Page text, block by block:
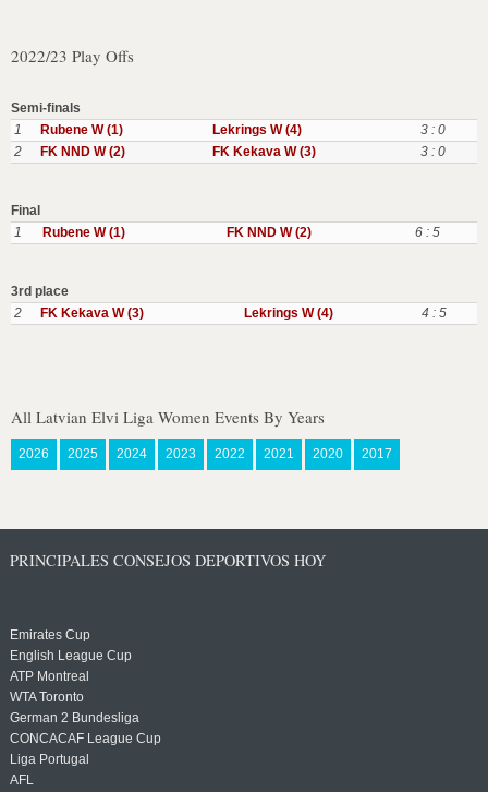
2022/23 Play Offs
Semi-finals
1
Rubene W (1) Lekrings W (4)
3 : 0
2
FK NND W (2) FK Kekava W (3) 3 : 0
Final
1
Rubene W (1) FK NND W (2) 6 : 5
3rd place
2
FK Kekava W (3) Lekrings W (4) 4 : 5
All Latvian Elvi Liga Women Events By Years
2026 2025 2024 2023 2022 2021 2020 2017
PRINCIPALES CONSEJOS DEPORTIVOS HOY
Emirates Cup
English League Cup
ATP Montreal
WTA Toronto
German 2 Bundesliga
CONCACAF League Cup
Liga Portugal
AFL